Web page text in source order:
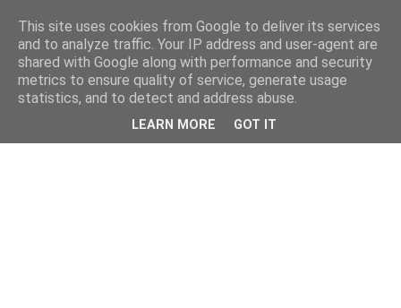
This site uses cookies from Google to deliver its services
and to analyze traffic. Your IP address and user-agent are
shared with Google along with performance and security
metrics to ensure quality of service, generate usage
statistics, and to detect and address abuse.
LEARN MORE GOT IT